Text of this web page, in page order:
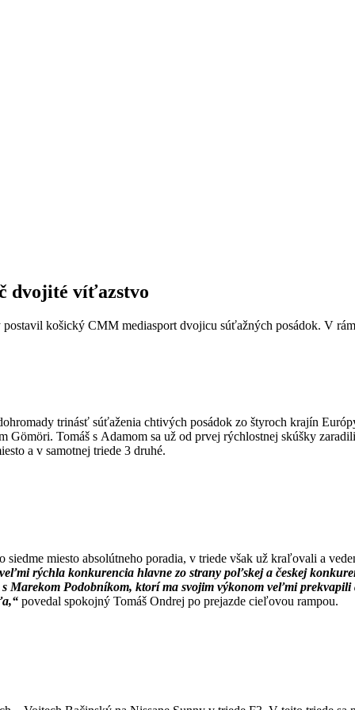
dvojité víťazstvo
košický CMM mediasport dvojicu súťažných posádok. V
trinásť súťaženia chtivých posádok zo štyroch krajín
Gömöri. Tomáš s Adamom sa už od prvej rýchlostnej skúšky
a v samotnej triede 3 druhé.
siedme miesto absolútneho poradia, v triede však už kraľovali a
rýchla konkurencia hlavne zo strany poľskej a českej
Marekom Podobníkom, ktorí ma svojim výkonom veľmi
povedal spokojný Tomáš Ondrej po prejazde cieľovou rampou.